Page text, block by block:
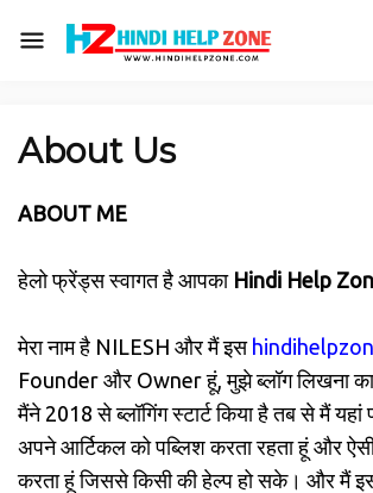
About Us
ABOUT ME
हेलो फ्रेंड्स स्वागत है आपका Hindi Help
मेरा नाम है NILESH और मैं इस
Founder और Owner हूं, मुझे ब्लॉग लिखना
मैंने 2018 से ब्लॉगिंग स्टार्ट किया है तब से मैं यहां
अपने आर्टिकल को पब्लिश करता रहता हूं और
करता हूं जिससे किसी की हेल्प हो सके। और मैं